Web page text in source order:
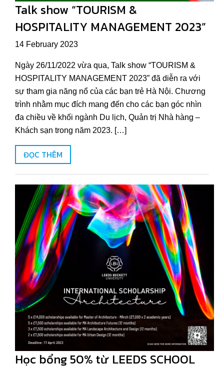
Talk show “TOURISM &
HOSPITALITY MANAGEMENT 2023”
14 February 2023
Ngày 26/11/2022 vừa qua, Talk show “TOURISM &
HOSPITALITY MANAGEMENT 2023” đã diễn ra với
sự tham gia năng nổ của các bạn trẻ Hà Nội. Chương
trình nhằm mục đích mang đến cho các bạn góc nhìn
đa chiều về khối ngành Du lịch, Quản trị Nhà hàng –
Khách sạn trong năm 2023. […]
ĐỌC THÊM
Học bổng 50% từ LEEDS SCHOOL